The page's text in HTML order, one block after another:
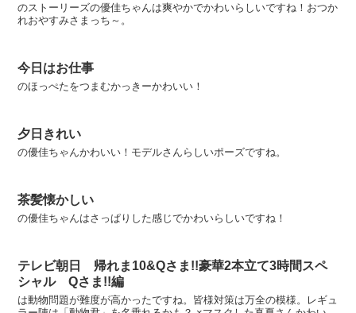
のストーリーズの優佳ちゃんは爽やかでかわいらしいですね！おつか
れおやすみさまっち～。
今日はお仕事
のほっぺたをつまむかっきーかわいい！
夕日きれい
の優佳ちゃんかわいい！モデルさんらしいポーズですね。
茶髪懐かしい
の優佳ちゃんはさっぱりした感じでかわいらしいですね！
テレビ朝日 帰れま10&Qさま!!豪華2本立て3時間スペ
シャル Qさま!!編
は動物問題が難度が高かったですね。皆様対策は万全の模様。レギュ